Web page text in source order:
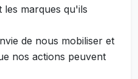
les marques qu'ils
de nous mobiliser et
nos actions peuvent